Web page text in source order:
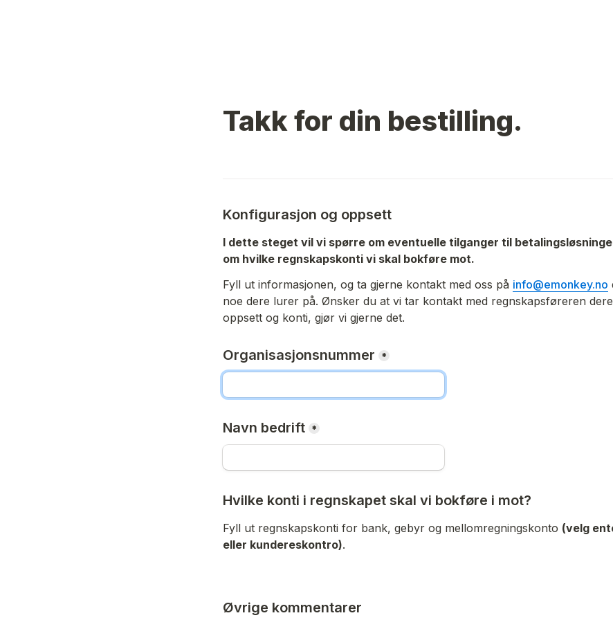
Takk for din bestilling.
Konfigurasjon og oppsett
I dette steget vil vi spørre om eventuelle tilganger til
om hvilke regnskapskonti vi skal bokføre mot.
Fyll ut informasjonen, og ta gjerne kontakt med oss på info@emonkey.no
noe dere lurer på. Ønsker du at vi tar kontakt med regnskapsføreren
oppsett og konti, gjør vi gjerne det.
Organisasjonsnummer *
Navn bedrift *
Hvilke konti i regnskapet skal vi bokføre i mot?
Fyll ut regnskapskonti for bank, gebyr og mellomregningskonto (velg
eller kundereskontro).
Øvrige kommentarer